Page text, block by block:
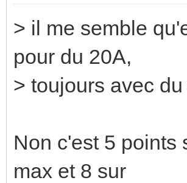
> il me semble
pour du 20A,
> toujours avec
Non c'est 5 points
max et 8 sur